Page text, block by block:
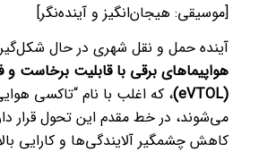
[موسیقی: هیجان‌انگیز و آینده‌نگر]
آینده حمل و نقل شهری در حال
هواپیماهای برقی با قابلیت برخاست و
(eVTOL)
، که اغلب با نام “تاکسی
می‌شوند، در خط مقدم این تحول قرار